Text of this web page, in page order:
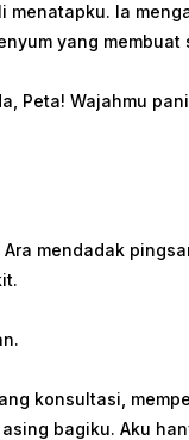
menatapku. Ia
yang
Peta! Wajahmu
mendadak
konsultasi,
bagiku. Aku